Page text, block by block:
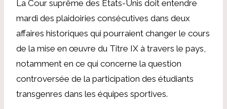
La Cour suprême des États-Unis doit entendre
mardi des plaidoiries consécutives dans deux
affaires historiques qui pourraient changer le cours
de la mise en œuvre du Titre IX à travers le pays,
notamment en ce qui concerne la question
controversée de la participation des étudiants
transgenres dans les équipes sportives.